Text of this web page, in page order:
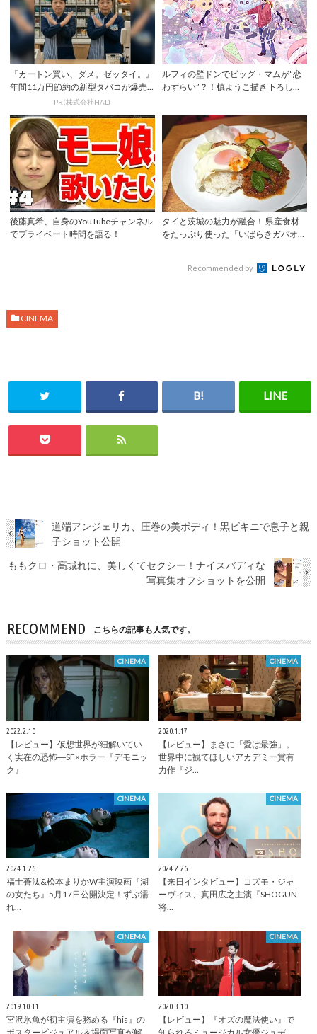
『カートン買い、ダメ。ゼッタイ。』
年間11万円節約の新型タバコが爆売
PR(株式会社HAL)
ルフィの壁ドンでビッグ・マムが“恋
わずらい”？！槙ようこ描き下ろしの
後藤真希、自身のYouTubeチャンネル
でプライベート時間を語る！
タイと茨城の魅力が融合！ 県産食材
をたっぷり使った「いばらきガパオ」
Recommended by
CINEMA
道端アンジェリカ、圧巻の美ボディ！黒ビキニで息子と親
子ショット公開
ももクロ・高城れに、美しくてセクシー！ナイスバディな
写真集オフショットを公開
RECOMMEND こちらの記事も人気です。
CINEMA
2022.2.10
【レビュー】仮想世界が紐解いてい
く実在の恐怖―SF×ホラー『デモニッ
ク』
CINEMA
2020.1.17
【レビュー】まさに「愛は最強」。
世界中に観てほしいアカデミー賞有
力作『ジ…
CINEMA
2024.1.26
福士蒼汰&松本まりかW主演映画『湖
の女たち』5月17日公開決定！ずぶ濡
れ…
CINEMA
2024.2.26
【来日インタビュー】コズモ・ジャ
ーヴィス、真田広之主演『SHOGUN
将…
CINEMA
2019.10.11
宮沢氷魚が初主演を務める『his』の
CINEMA
2020.3.10
【レビュー】『オズの魔法使い』で